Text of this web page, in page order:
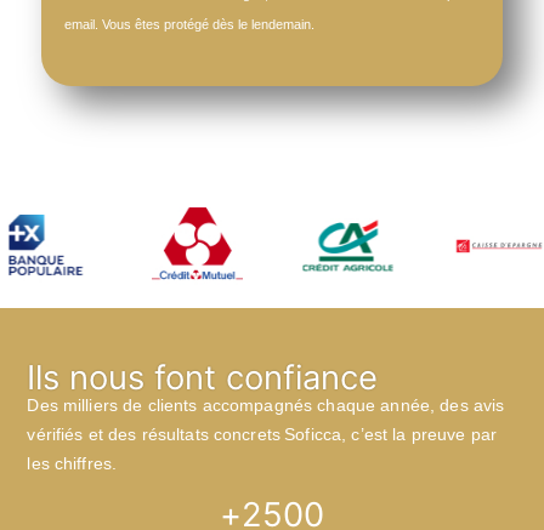
email. Vous êtes protégé dès le lendemain.
Ils nous font confiance
Des milliers de clients accompagnés chaque année, des avis
vérifiés et des résultats concrets Soficca, c’est la preuve par
les chiffres.
+2500